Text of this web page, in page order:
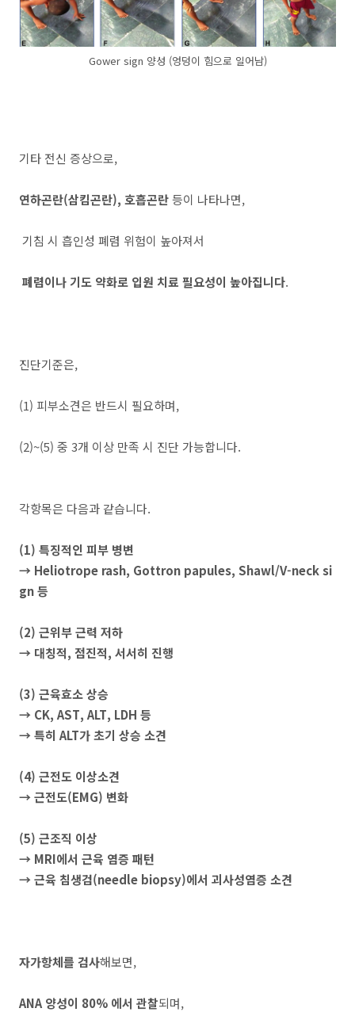
Gower sign 양성 (엉덩이 힘으로 일어남)
기타 전신 증상으로,
연하곤란(삼킴곤란), 호흡곤란등이 나타나면,
기침 시 흡인성 폐렴 위험이 높아져서
폐렴이나 기도 약화로 입원 치료 필요성이 높아집니다.
진단기준은,
(1) 피부소견은 반드시 필요하며,
(2)~(5) 중 3개 이상 만족 시 진단 가능합니다.
각항목은 다음과 같습니다.
(1) 특징적인 피부 병변
→ Heliotrope rash, Gottron papules, Shawl/V-neck si
gn 등
(2) 근위부 근력 저하
→ 대칭적, 점진적, 서서히 진행
(3) 근육효소 상승
→ CK, AST, ALT, LDH 등
→ 특히 ALT가 초기 상승 소견
(4) 근전도 이상소견
→ 근전도(EMG) 변화
(5) 근조직 이상
→ MRI에서 근육 염증 패턴
→ 근육 침생검(needle biopsy)에서 괴사성염증 소견
자가항체를 검사해보면,
ANA 양성이 80% 에서 관찰되며,